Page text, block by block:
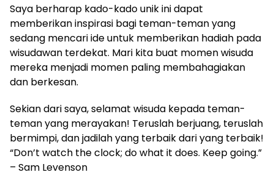
Saya berharap kado-kado unik ini dapat
memberikan inspirasi bagi teman-teman yang
sedang mencari ide untuk memberikan hadiah pada
wisudawan terdekat. Mari kita buat momen wisuda
mereka menjadi momen paling membahagiakan
dan berkesan.
Sekian dari saya, selamat wisuda kepada teman-
teman yang merayakan! Teruslah berjuang, teruslah
bermimpi, dan jadilah yang terbaik dari yang terbaik!
“Don’t watch the clock; do what it does. Keep going.”
– Sam Levenson